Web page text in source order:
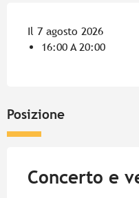
Il 7 agosto 2026
16:00 A 20:00
Posizione
Concerto e